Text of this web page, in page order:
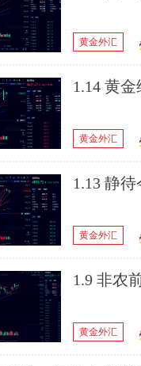
黄金外汇
1.14 黄
黄金外汇
1.13 静
黄金外汇
1.9 非农
黄金外汇